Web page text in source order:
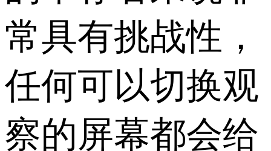
常具有挑战性，
任何可以切换观
察的屏幕都会给